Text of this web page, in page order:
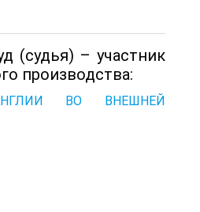
(судья) – участник
производства:
ВО ВНЕШНЕЙ